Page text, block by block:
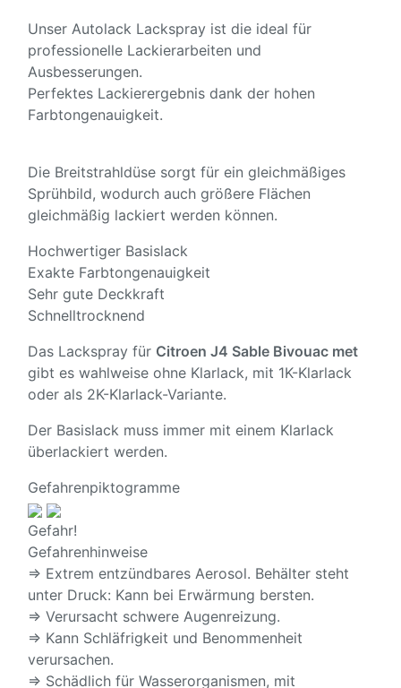
Unser Autolack Lackspray ist die ideal für
professionelle Lackierarbeiten und
Ausbesserungen.
Perfektes Lackierergebnis dank der hohen
Farbtongenauigkeit.
Die Breitstrahldüse sorgt für ein gleichmäßiges
Sprühbild, wodurch auch größere Flächen
gleichmäßig lackiert werden können.
Hochwertiger Basislack
Exakte Farbtongenauigkeit
Sehr gute Deckkraft
Schnelltrocknend
Das Lackspray für Citroen J4 Sable Bivouac met
gibt es wahlweise ohne Klarlack, mit 1K-Klarlack
oder als 2K-Klarlack-Variante.
Der Basislack muss immer mit einem Klarlack
überlackiert werden.
Gefahrenpiktogramme
Gefahr!
Gefahrenhinweise
⇒ Extrem entzündbares Aerosol. Behälter steht
unter Druck: Kann bei Erwärmung bersten.
⇒ Verursacht schwere Augenreizung.
⇒ Kann Schläfrigkeit und Benommenheit
verursachen.
⇒ Schädlich für Wasserorganismen, mit